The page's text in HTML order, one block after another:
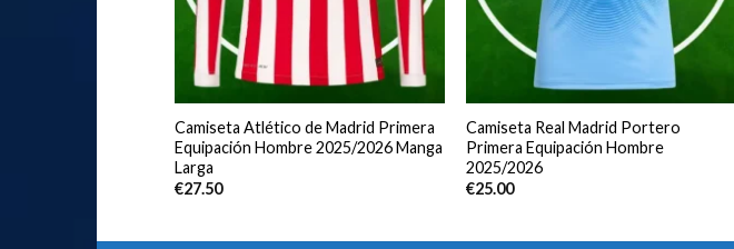
Camiseta Atlético de Madrid Primera
Equipación Hombre 2025/2026 Manga
Larga
€27.50
Camiseta Real Madrid Portero
Primera Equipación Hombre
2025/2026
€25.00